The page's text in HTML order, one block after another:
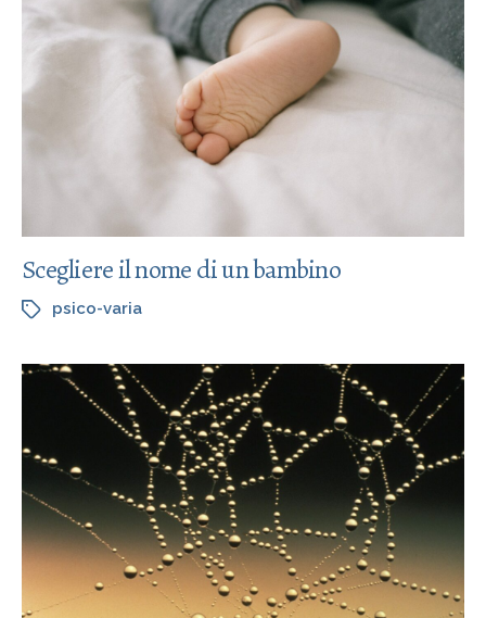
Scegliere il nome di un bambino
psico-varia